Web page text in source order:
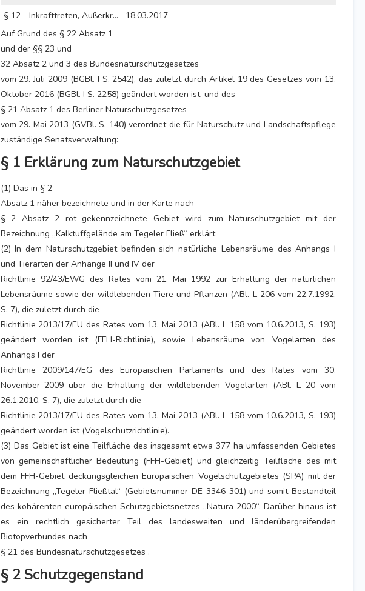
§ 12 - Inkrafttreten, Außerkrafttreten
18.03.2017
Auf Grund des § 22 Absatz 1
und der §§ 23 und
32 Absatz 2 und 3 des Bundesnaturschutzgesetzes
vom 29. Juli 2009 (BGBl. I S. 2542), das zuletzt durch Artikel 19 des Gesetzes vom 13.
Oktober 2016 (BGBl. I S. 2258) geändert worden ist, und des
§ 21 Absatz 1 des Berliner Naturschutzgesetzes
vom 29. Mai 2013 (GVBl. S. 140) verordnet die für Naturschutz und Landschaftspflege
zuständige Senatsverwaltung:
§ 1 Erklärung zum Naturschutzgebiet
(1) Das in § 2
Absatz 1 näher bezeichnete und in der Karte nach
§ 2 Absatz 2 rot gekennzeichnete Gebiet wird zum Naturschutzgebiet mit der
Bezeichnung „Kalktuffgelände am Tegeler Fließ“ erklärt.
(2) In dem Naturschutzgebiet befinden sich natürliche Lebensräume des Anhangs I
und Tierarten der Anhänge II und IV der
Richtlinie 92/43/EWG des Rates vom 21. Mai 1992 zur Erhaltung der natürlichen
Lebensräume sowie der wildlebenden Tiere und Pflanzen (ABl. L 206 vom 22.7.1992,
S. 7), die zuletzt durch die
Richtlinie 2013/17/EU des Rates vom 13. Mai 2013 (ABl. L 158 vom 10.6.2013, S. 193)
geändert worden ist (FFH-Richtlinie), sowie Lebensräume von Vogelarten des
Anhangs I der
Richtlinie 2009/147/EG des Europäischen Parlaments und des Rates vom 30.
November 2009 über die Erhaltung der wildlebenden Vogelarten (ABl. L 20 vom
26.1.2010, S. 7), die zuletzt durch die
Richtlinie 2013/17/EU des Rates vom 13. Mai 2013 (ABl. L 158 vom 10.6.2013, S. 193)
geändert worden ist (Vogelschutzrichtlinie).
(3) Das Gebiet ist eine Teilfläche des insgesamt etwa 377 ha umfassenden Gebietes
von gemeinschaftlicher Bedeutung (FFH-Gebiet) und gleichzeitig Teilfläche des mit
dem FFH-Gebiet deckungsgleichen Europäischen Vogelschutzgebietes (SPA) mit der
Bezeichnung „Tegeler Fließtal“ (Gebietsnummer DE-3346-301) und somit Bestandteil
des kohärenten europäischen Schutzgebietsnetzes „Natura 2000“. Darüber hinaus ist
es ein rechtlich gesicherter Teil des landesweiten und länderübergreifenden
Biotopverbundes nach
§ 21 des Bundesnaturschutzgesetzes .
§ 2 Schutzgegenstand